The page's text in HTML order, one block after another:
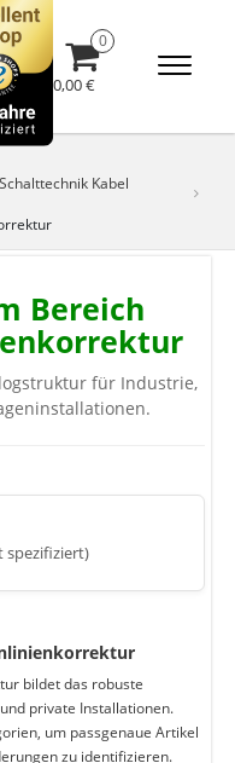
0,00 €
Kabel
Bereich
für Industrie,
spezifiziert)
bildet das robuste
private Installationen.
um passgenaue Artikel
zu identifizieren.